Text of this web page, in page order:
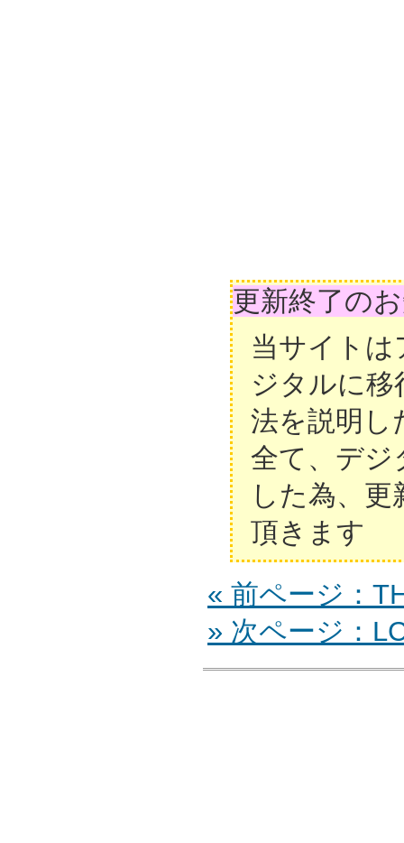
更新終了の
当サイト
ジタルに移
法を説明し
全て、デジ
した為、
頂きます
« 前ページ：
» 次ページ：